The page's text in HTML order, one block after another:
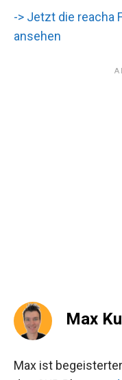
-> Jetzt die reacha
ansehen
Max
Max ist